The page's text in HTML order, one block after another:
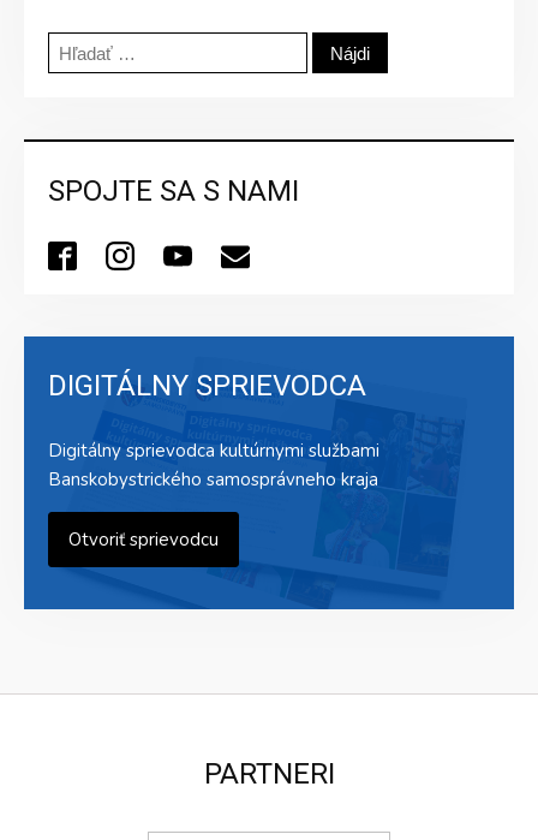
Hľadať:
SPOJTE SA S NAMI
DIGITÁLNY SPRIEVODCA
Digitálny sprievodca kultúrnymi službami
Banskobystrického samosprávneho kraja
Otvoriť sprievodcu
PARTNERI